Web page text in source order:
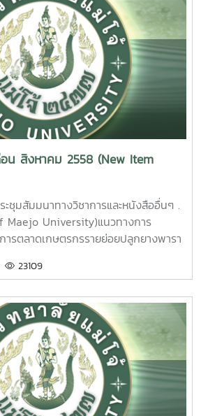
2015.
การนำเศษวัสดุจากการตัดแต่งกิ่งลำไย
า ศรีกัลยานุกูล รายงานผลการวิจัย
หน้า. เลขเรียกหนังสือ 2558 / 36
of longan tree trimming
productionerms
Maejo University. 2015. 6.
บริเวณรอบพื้นที่ป่าอนุรักษ์มหาวิทยาลัย
ภักดีรายงานผลการวิจัยมหาวิทยาลัยแม่
เรียกหนังสือ 2558 / 37
Index around Forest
University Phrae Campus, Phrae
Maejo University. 2015.
ดการทำเกษตรอินทรีย์ของเกษตรกรใน
อสันทราย จังหวัดเชียงใหม่ วีร์ พวง
วิจัยมหาวิทยาลัยแม่โจ้ 99 หน้าเลข
Factors Determenant the
In Tambon MaeFag Sansai
.Wee Poungperksuk Maejo
2015.
ารเต
ที่สบายได้ด้วยแสง ธวัฒน์ สร้อยทอง
วิทยาลัยแม่โจ้ 48 หน้า. เลขเรียก
รายย่อยปลูกยางพาราในภาคเหนือ
รายงานผลการวิจัยมหาวิทยาลัยแม่โจ้
เรียกหนังสือ 2558 /31
of Smallholder
Thailand . Nakarate
University. 2015. 3. การ
มโมเนียที่เป็นพาจากโรงงาน
เซนเซอร์ที่ประดิษฐ์จากอนุภาคนาโนเฟอริ
ตยา ตาแม่ก๋ง รายงานผลการวิจัย
น้า. เลขเรียกหนังสือ 2558 /32
of
agro Industry with Sensors
Nanoparticles at low
tamaeklong Maejo University.
ด้วยแพทตินัมจากการสังเคราะห์โดยวิธี
ยกหนังสือ 2558 / 33
of Environmentally
on Hydrothermaly . Synthesis of
Oxide Films. Viruntachar
2015.5. หัวเรื่องภาษาไทยเปรียบ
งกฤษของห้องสมุดรัฐสภาอเมริกัน :
อน สิงหาคม 2558 (New Item
ะชุมสัมมนาทางวิชาการและหนังสืออื่นๆ .
Maejo University)แนวทางการ
รตลาดเกษตรกรรายย่อยปลูกยางพารา
น้า. เลขเรียกหนังสือ 2558 / ช46.
Rubber Farms in
Udomwit Nakdontree Maejo
2015.
ธศาสตร์
ตำบลแม่แฝก อำเภอสันทราย จังหวัด
ข์แก้ว รายงานผลการวิจัยมหาวิทยาลัย
เลขเรียกหนังสือ 2558 / 23
23109